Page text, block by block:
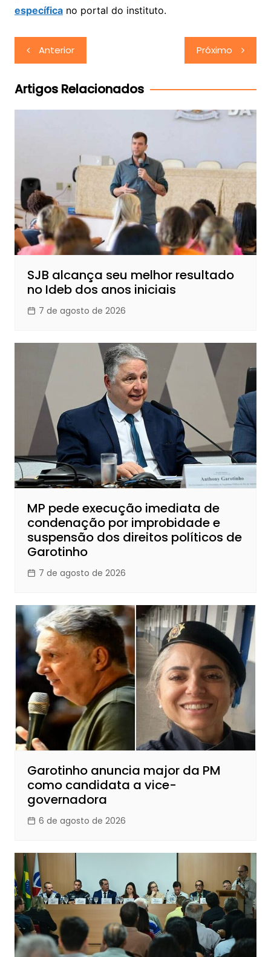
específicano portal do instituto.
Navegação
de
Post
Anterior Próximo
Artigos Relacionados
SJB alcança seu melhor resultado
no Ideb dos anos iniciais
7 de agosto de 2026
MP pede execução imediata de
condenação por improbidade e
suspensão dos direitos políticos de
Garotinho
7 de agosto de 2026
Garotinho anuncia major da PM
como candidata a vice-
governadora
6 de agosto de 2026